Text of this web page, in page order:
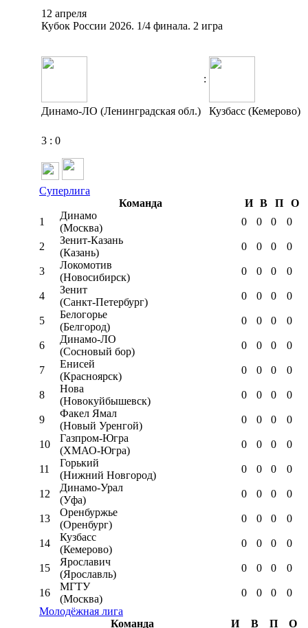
12 апреля
Кубок России 2026. 1/4 финала. 2 игра
:
Динамо-ЛО (Ленинградская обл.) Кузбасс (Кемерово)
3 : 0
Суперлига
Команда
И В П
О
1
Динамо
(Москва)
0 0 0 0
2
Зенит-Казань
(Казань)
0 0 0 0
3
Локомотив
(Новосибирск)
0 0 0 0
4
Зенит
(Санкт-Петербург)
0 0 0 0
5
Белогорье
(Белгород)
0 0 0 0
6
Динамо-ЛО
(Сосновый бор)
0 0 0 0
7
Енисей
(Красноярск)
0 0 0 0
8
Нова
(Новокуйбышевск)
0 0 0 0
9
Факел Ямал
(Новый Уренгой)
0 0 0 0
10
Газпром-Югра
(ХМАО-Югра)
0 0 0 0
11
Горький
(Нижний Новгород)
0 0 0 0
12
Динамо-Урал
(Уфа)
0 0 0 0
13
Оренбуржье
(Оренбург)
0 0 0 0
14
Кузбасс
(Кемерово)
0 0 0 0
15
Ярославич
(Ярославль)
0 0 0 0
16
МГТУ
(Москва)
0 0 0
0
Молодёжная лига
Команда
И В П
О